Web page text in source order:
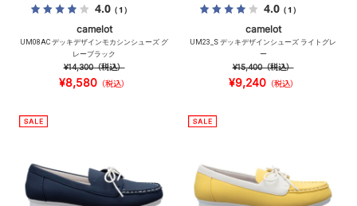
4.0（1）
camelot
UM08AC デッキデザインモカシンシューズ グ
レーブラック
¥14,300（税込）
¥8,580 （税込）
4.0（1）
camelot
UM23_S デッキデザインシューズ ライトグレ
ー
¥15,400（税込）
¥9,240（税込）